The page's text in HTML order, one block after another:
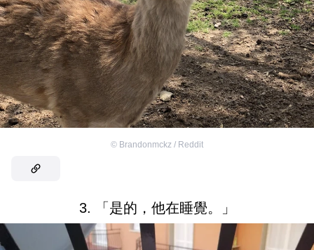
© Brandonmckz / Reddit
3. 「是的，他在睡覺。」